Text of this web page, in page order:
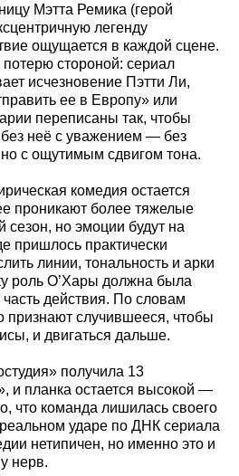
Мэтта Ремика (герой
легенду
ощущается в каждой сцене.
стороной: сериал
исчезновение Пэтти Ли,
ее в Европу» или
переписаны так, чтобы
неё с уважением — без
но с ощутимым сдвигом тона.
комедия остается
проникают более тяжелые
сезон, но эмоции будут на
пришлось практически
линии, тональность и арки
роль О’Хары должна была
часть действия. По словам
признают случившееся, чтобы
и двигаться дальше.
получила 13
и планка остается высокой —
что команда лишилась своего
реальном ударе по ДНК сериала
нетипичен, но именно это и
нерв.